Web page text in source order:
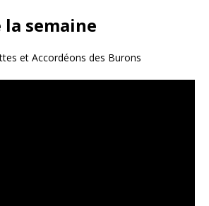
la semaine
et Accordéons des Burons